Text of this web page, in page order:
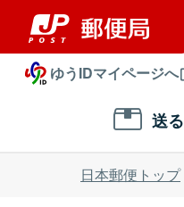
ゆうIDマイページへ
送る
日本郵便トップ